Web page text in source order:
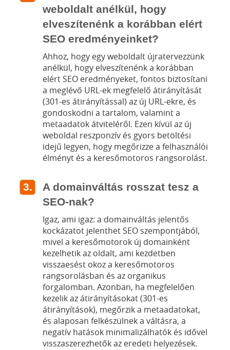
weboldalt anélkül, hogy
elveszítenénk a korábban elért
SEO eredményeinket?
Ahhoz, hogy egy weboldalt újratervezzünk
anélkül, hogy elveszítenénk a korábban
elért SEO eredményeket, fontos biztosítani
a meglévő URL-ek megfelelő átirányítását
(301-es átirányítással) az új URL-ekre, és
gondoskodni a tartalom, valamint a
metaadatok átviteléről. Ezen kívül az új
weboldal reszponzív és gyors betöltési
idejű legyen, hogy megőrizze a felhasználói
élményt és a keresőmotoros rangsorolást.
A domainváltás rosszat tesz a
SEO-nak?
Igaz, ami igaz: a domainváltás jelentős
kockázatot jelenthet SEO szempontjából,
mivel a keresőmotorok új domainként
kezelhetik az oldalt, ami kezdetben
visszaesést okoz a keresőmotoros
rangsorolásban és az organikus
forgalomban. Azonban, ha megfelelően
kezelik az átirányításokat (301-es
átirányítások), megőrzik a metaadatokat,
és alaposan felkészülnek a váltásra, a
negatív hatások minimalizálhatók és idővel
visszaszerezhetők az eredeti helyezések.